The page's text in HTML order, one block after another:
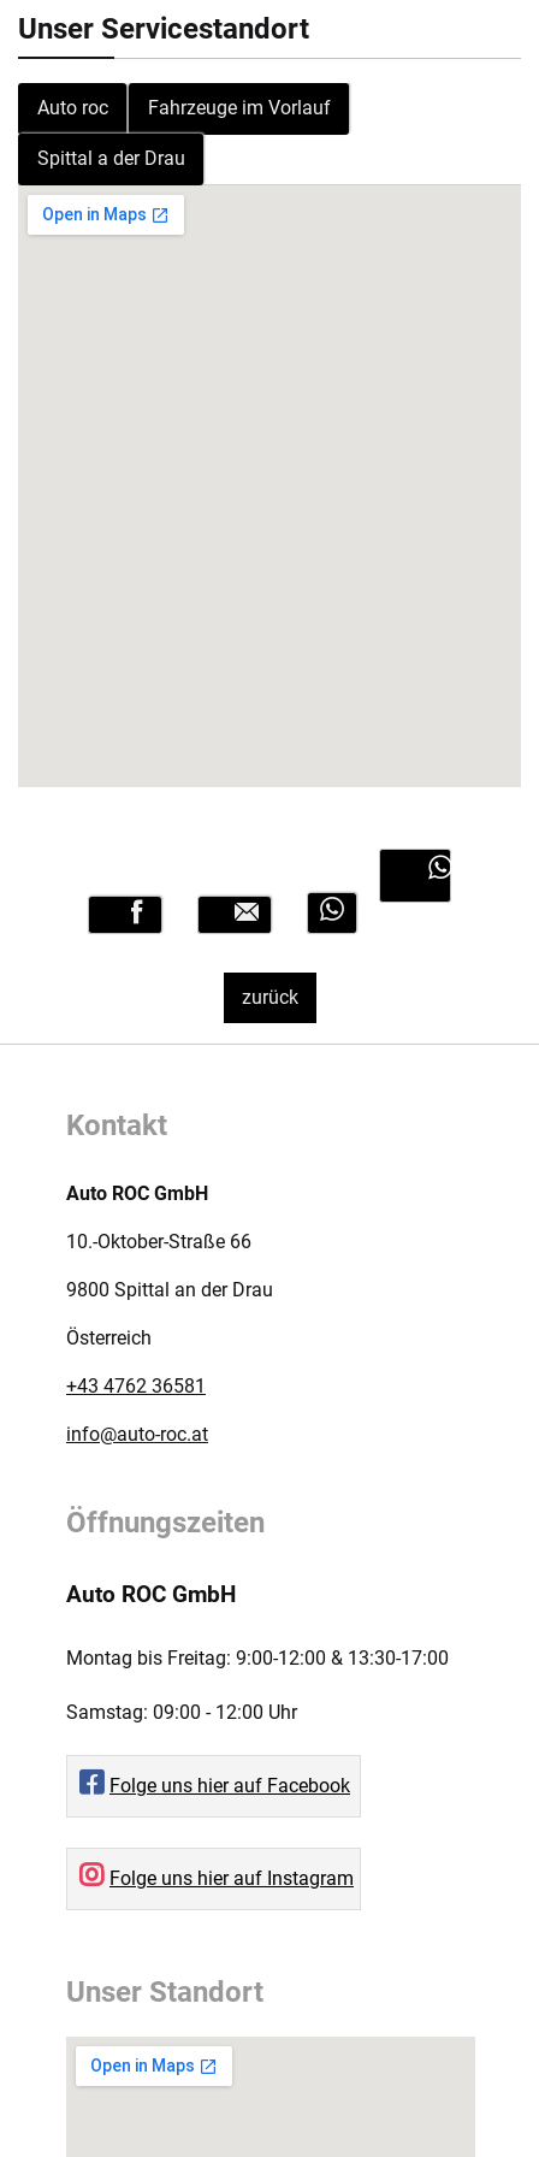
Unser Servicestandort
Auto roc Fahrzeuge im Vorlauf
Spittal a der Drau
Link ohne Text Link ohne Text
zurück
Kontakt
Auto ROC GmbH
10.-Oktober-Straße 66
9800 Spittal an der Drau
Österreich
+43 4762 36581
info@auto-roc.at
Öffnungszeiten
Auto ROC GmbH
Montag bis Freitag: 9:00-12:00 ­& 13:30-17:00
Samstag: 09:00 - 12:00 Uhr
Folge uns hier auf Facebook
Folge uns hier auf Instagram
Unser Standort